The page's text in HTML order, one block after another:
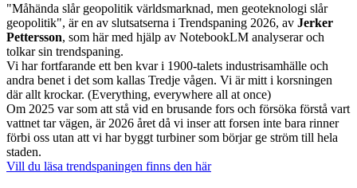
"Måhända slår geopolitik världsmarknad, men geoteknologi slår
geopolitik", är en av slutsatserna i Trendspaning 2026, av Jerker
Pettersson, som här med hjälp av NotebookLM analyserar och
tolkar sin trendspaning.
Vi har fortfarande ett ben kvar i 1900-talets industrisamhälle och
andra benet i det som kallas Tredje vågen. Vi är mitt i korsningen
där allt krockar. (Everything, everywhere all at once)
Om 2025 var som att stå vid en brusande fors och försöka förstå vart
vattnet tar vägen, är 2026 året då vi inser att forsen inte bara rinner
förbi oss utan att vi har byggt turbiner som börjar ge ström till hela
staden.
Vill du läsa trendspaningen finns den här